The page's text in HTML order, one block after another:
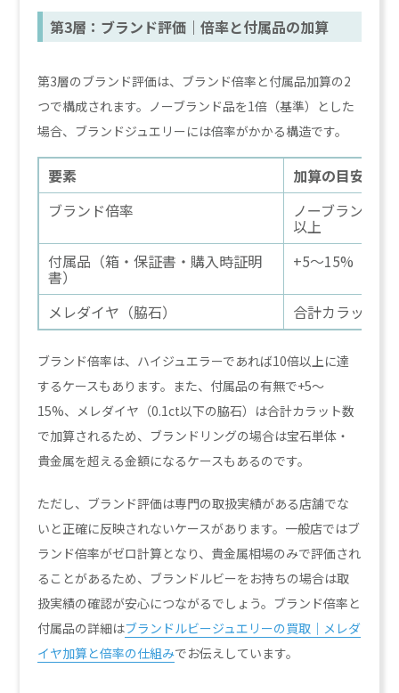
第3層：ブランド評価｜倍率と付属品の加算
第3層のブランド評価は、ブランド倍率と付属品加算の2
つで構成されます。ノーブランド品を1倍（基準）とした
場合、ブランドジュエリーには倍率がかかる構造です。
要素
加算の目安
ブランド倍率
ノーブランド
以上
付属品（箱・保証書・購入時証明
書）
+5〜15%
メレダイヤ（脇石） 合計カラット数
ブランド倍率は、ハイジュエラーであれば10倍以上に達
するケースもあります。また、付属品の有無で+5〜
15%、メレダイヤ（0.1ct以下の脇石）は合計カラット数
で加算されるため、ブランドリングの場合は宝石単体・
貴金属を超える金額になるケースもあるのです。
ただし、ブランド評価は専門の取扱実績がある店舗でな
いと正確に反映されないケースがあります。一般店ではブ
ランド倍率がゼロ計算となり、貴金属相場のみで評価され
ることがあるため、ブランドルビーをお持ちの場合は取
扱実績の確認が安心につながるでしょう。ブランド倍率と
付属品の詳細はブランドルビージュエリーの買取｜メレダ
イヤ加算と倍率の仕組みでお伝えしています。